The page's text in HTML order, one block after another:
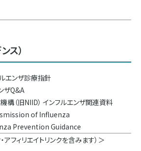
ス）
エンザ診療指針
ザQ&A
（旧NIID） インフルエンザ関連資料
of Influenza
Prevention Guidance
アフィリエイトリンクを含みます）＞